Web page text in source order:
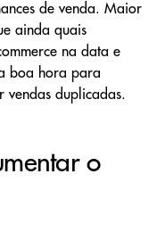
de venda. Maior
ainda quais
na data e
boa hora para
vendas duplicadas.
o